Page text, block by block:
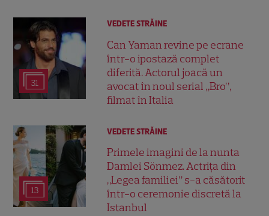
31
VEDETE STRĂINE
Can Yaman revine pe ecrane
într-o ipostază complet
diferită. Actorul joacă un
avocat în noul serial „Bro”,
filmat în Italia
13
VEDETE STRĂINE
Primele imagini de la nunta
Damlei Sönmez. Actrița din
„Legea familiei” s-a căsătorit
într-o ceremonie discretă la
Istanbul